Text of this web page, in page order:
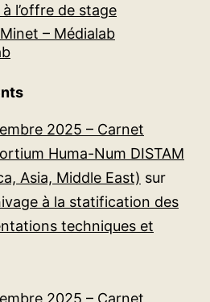
l’offre de stage
– Médialab
2025 – Carnet
Huma-Num DISTAM
Asia, Middle East) sur
à la statification des
techniques et